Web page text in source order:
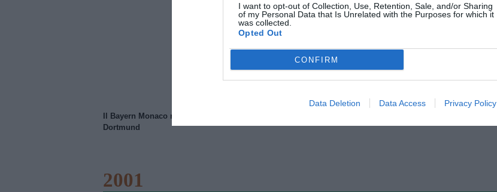
I want to opt-out of Collection, Use, Retention, Sale, and/or Sharing
of my Personal Data that Is Unrelated with the Purposes for which it
was collected.
Opted Out
CONFIRM
Data Deletion Data Access Privacy Policy
Il Bayern Monaco ridimensiona il Borussia
Dortmund
2001